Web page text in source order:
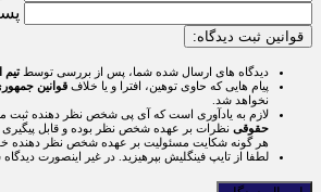
قوانین ثبت دیدگاه:
دیدگاه های ارسال شده شما، پس از بررسی توسطتیم
پیام هایی که حاوی توهین، افترا و یا خلاف قوانین
نخواهد شد.
لازم به یادآوری است که آی پی شخص نظر دهنده ثبت
حقوقی نظرات بر عهده شخص نظر بوده و قابل
هر گونه شکایت مسئولیت بر عهده شخص نظر دهنده
لطفا از تایپ فینگلیش بپرهیزید. در غیر اینصورت